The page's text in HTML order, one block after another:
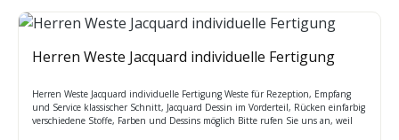
Herren Weste Jacquard individuelle Fertigung
Herren Weste Jacquard individuelle Fertigung Weste für Rezeption, Empfang
und Service klassischer Schnitt, Jacquard Dessin im Vorderteil, Rücken einfarbig
verschiedene Stoffe, Farben und Dessins möglich Bitte rufen Sie uns an, weil